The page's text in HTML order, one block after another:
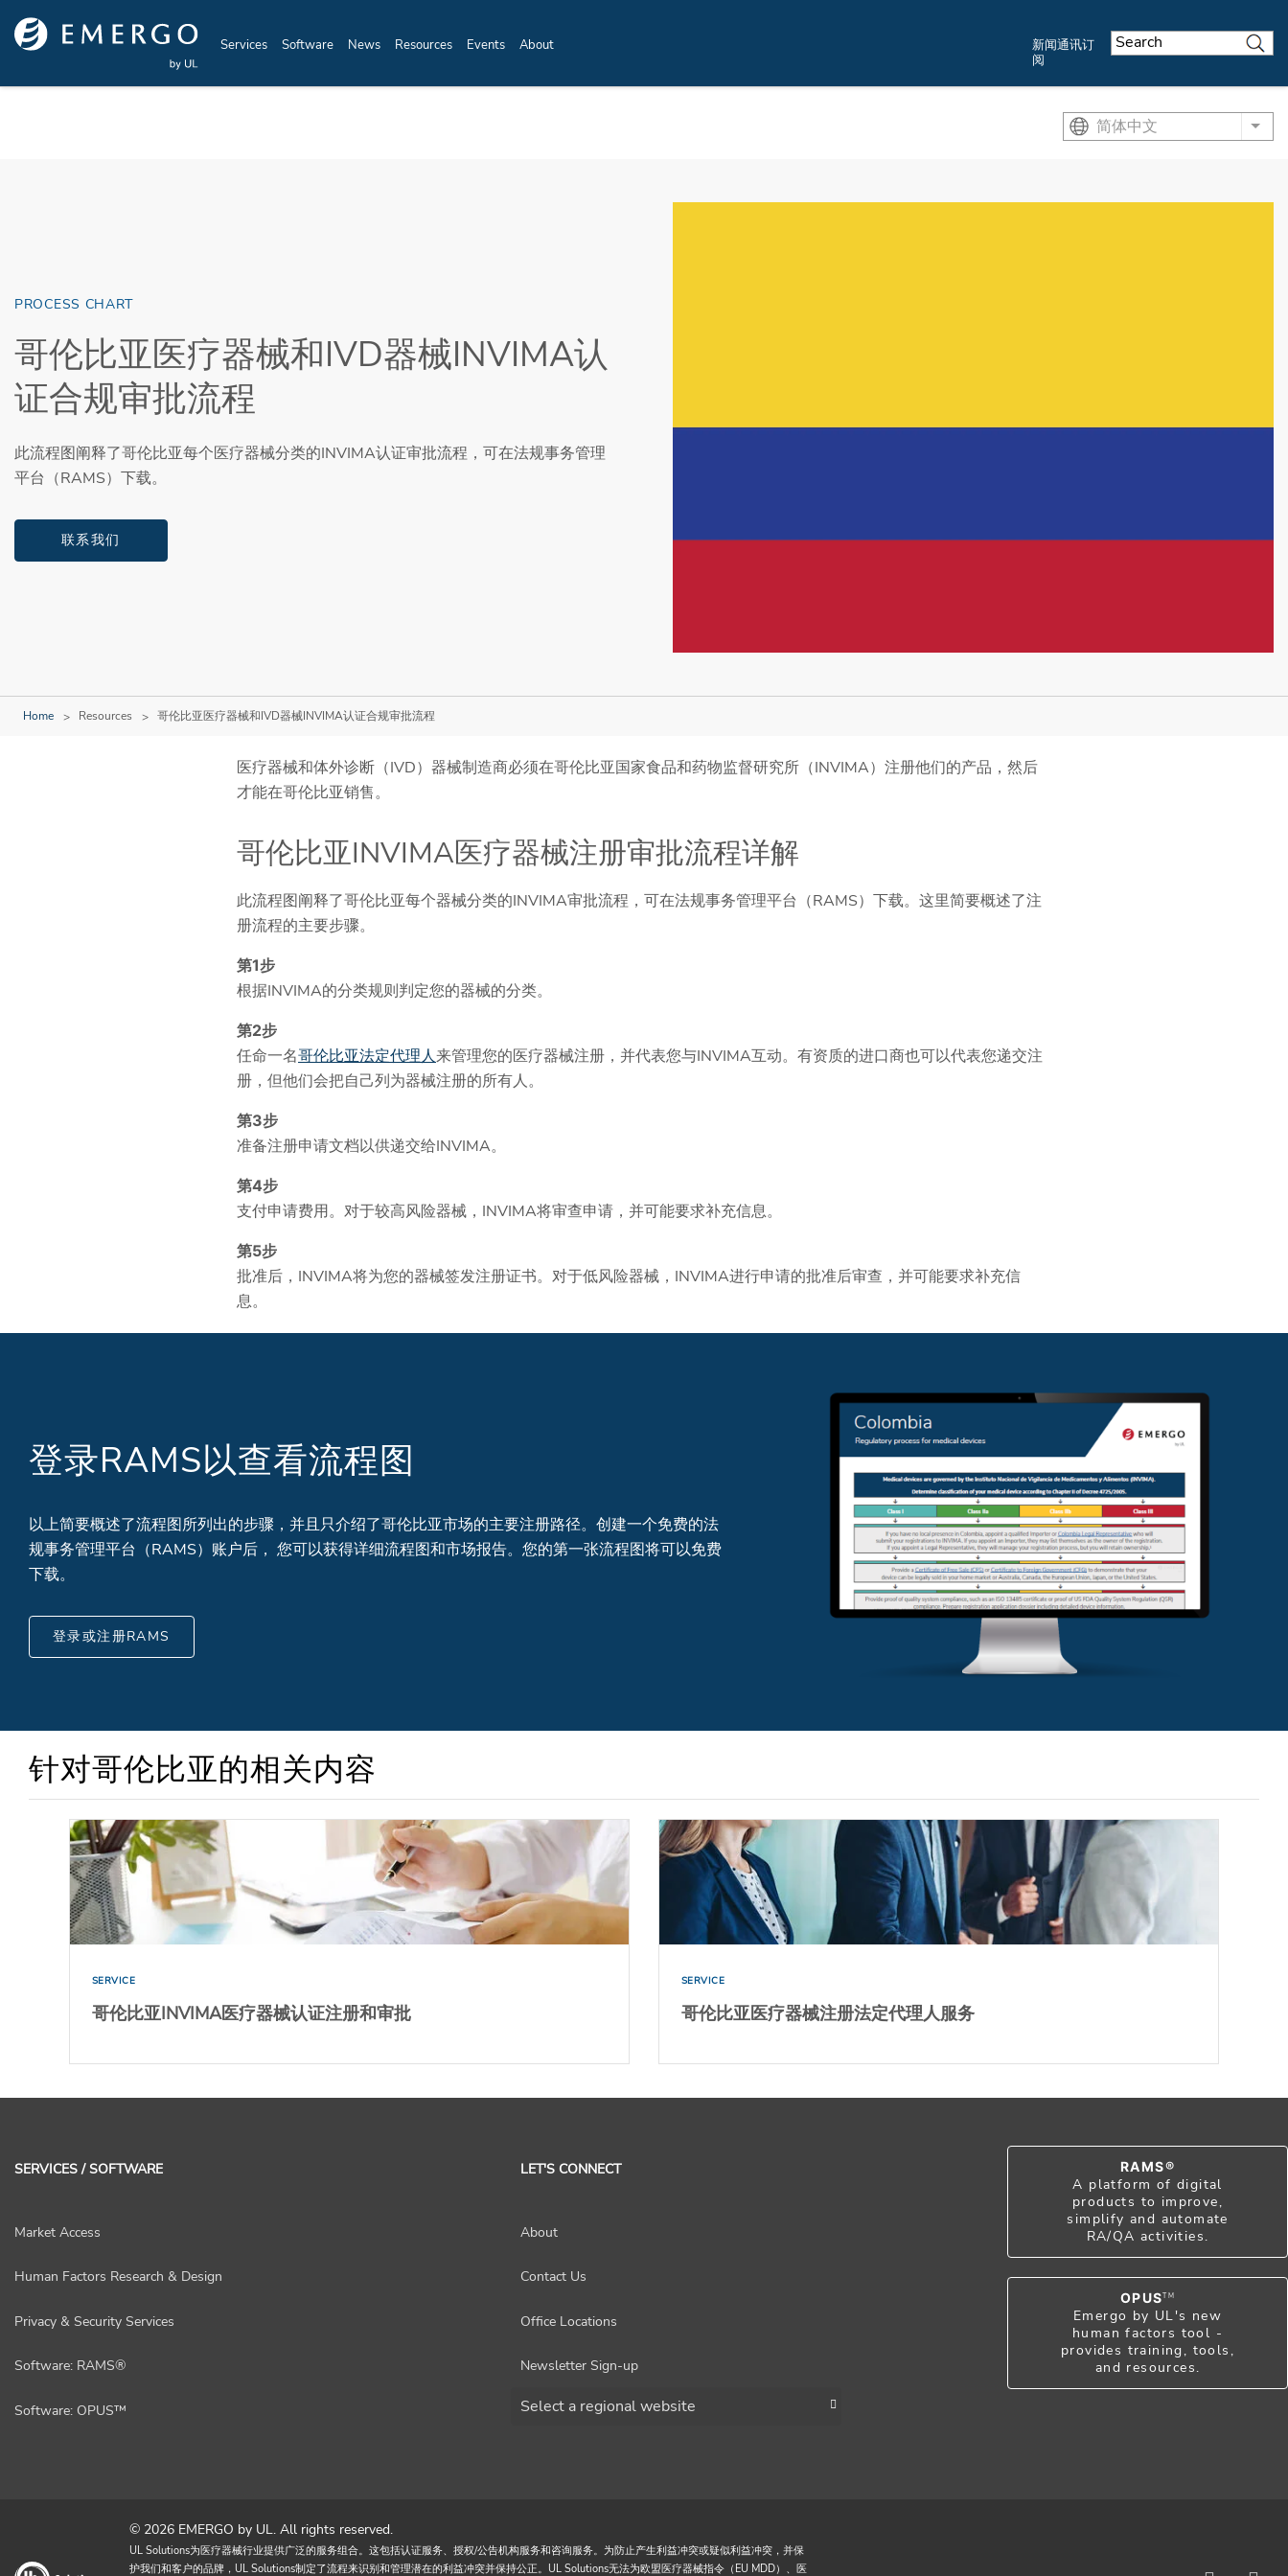
Skip to main content
Services Software News Resources Events About
新闻通讯订
阅
简体中文 List
PROCESS CHART
哥伦比亚医疗器械和IVD器械INVIMA认
证合规审批流程
此流程图阐释了哥伦比亚每个医疗器械分类的INVIMA认证审批流程，可在法规事务管理
平台（RAMS）下载。
联系我们
Home Resources 哥伦比亚医疗器械和IVD器械INVIMA认证合规审批流程
医疗器械和体外诊断（IVD）器械制造商必须在哥伦比亚国家食品和药物监督研究所（INVIMA）注册他们的产品，然后
才能在哥伦比亚销售。
哥伦比亚INVIMA医疗器械注册审批流程详解
此流程图阐释了哥伦比亚每个器械分类的INVIMA审批流程，可在法规事务管理平台（RAMS）下载。这里简要概述了注
册流程的主要步骤。
第1步
根据INVIMA的分类规则判定您的器械的分类。
第2步
任命一名哥伦比亚法定代理人来管理您的医疗器械注册，并代表您与INVIMA互动。有资质的进口商也可以代表您递交注
册，但他们会把自己列为器械注册的所有人。
第3步
准备注册申请文档以供递交给INVIMA。
第4步
支付申请费用。对于较高风险器械，INVIMA将审查申请，并可能要求补充信息。
第5步
批准后，INVIMA将为您的器械签发注册证书。对于低风险器械，INVIMA进行申请的批准后审查，并可能要求补充信
息。
登录RAMS以查看流程图
以上简要概述了流程图所列出的步骤，并且只介绍了哥伦比亚市场的主要注册路径。创建一个免费的法
规事务管理平台（RAMS）账户后， 您可以获得详细流程图和市场报告。您的第一张流程图将可以免费
下载。
登录或注册RAMS
针对哥伦比亚的相关内容
SERVICE
哥伦比亚INVIMA医疗器械认证注册和审批
SERVICE
哥伦比亚医疗器械注册法定代理人服务
SERVICES / SOFTWARE
Market Access
Human Factors Research & Design
Privacy & Security Services
Software: RAMS®
Software: OPUS™
LET'S CONNECT
About
Contact Us
Office Locations
Newsletter Sign-up
RAMS®
A platform of digital
products to improve,
simplify and automate
RA/QA activities.
OPUSTM
Emergo by UL's new
human factors tool -
provides training, tools,
and resources.
© 2026 EMERGO by UL. All rights reserved.
UL Solutions为医疗器械行业提供广泛的服务组合。这包括认证服务、授权/公告机构服务和咨询服务。为防止产生利益冲突或疑似利益冲突，并保
护我们和客户的品牌，UL Solutions制定了流程来识别和管理潜在的利益冲突并保持公正。UL Solutions无法为欧盟医疗器械指令（EU MDD）、医